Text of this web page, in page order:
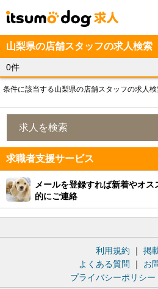
山梨県の店舗スタッフの求人検索
0件
条件に該当する山梨県の店舗スタッフの求人検
求人を検索
求職者支援サービス
メールを登録すれば新着やオ
的にご連絡
利用規約 ｜ 掲
よくある質問
｜ お
プライバシーポリシー